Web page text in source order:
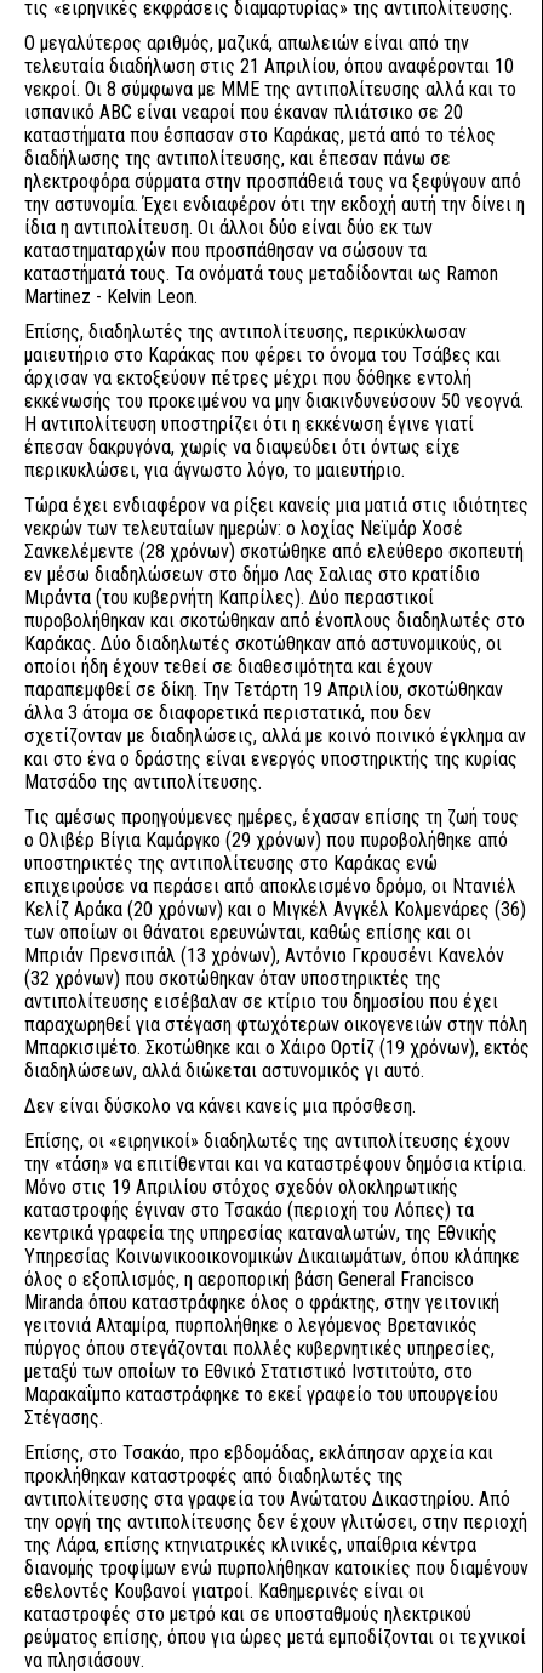
τις «ειρηνικές εκφράσεις διαμαρτυρίας» της αντιπολίτευσης.
Ο μεγαλύτερος αριθμός, μαζικά, απωλειών είναι από την
τελευταία διαδήλωση στις 21 Απριλίου, όπου αναφέρονται 10
νεκροί. Οι 8 σύμφωνα με ΜΜΕ της αντιπολίτευσης αλλά και το
ισπανικό ABC είναι νεαροί που έκαναν πλιάτσικο σε 20
καταστήματα που έσπασαν στο Καράκας, μετά από το τέλος
διαδήλωσης της αντιπολίτευσης, και έπεσαν πάνω σε
ηλεκτροφόρα σύρματα στην προσπάθειά τους να ξεφύγουν από
την αστυνομία. Έχει ενδιαφέρον ότι την εκδοχή αυτή την δίνει η
ίδια η αντιπολίτευση. Οι άλλοι δύο είναι δύο εκ των
καταστηματαρχών που προσπάθησαν να σώσουν τα
καταστήματά τους. Τα ονόματά τους μεταδίδονται ως Ramon
Martinez - Kelvin Leon.
Επίσης, διαδηλωτές της αντιπολίτευσης, περικύκλωσαν
μαιευτήριο στο Καράκας που φέρει το όνομα του Τσάβες και
άρχισαν να εκτοξεύουν πέτρες μέχρι που δόθηκε εντολή
εκκένωσής του προκειμένου να μην διακινδυνεύσουν 50 νεογνά.
Η αντιπολίτευση υποστηρίζει ότι η εκκένωση έγινε γιατί
έπεσαν δακρυγόνα, χωρίς να διαψεύδει ότι όντως είχε
περικυκλώσει, για άγνωστο λόγο, το μαιευτήριο.
Τώρα έχει ενδιαφέρον να ρίξει κανείς μια ματιά στις ιδιότητες
νεκρών των τελευταίων ημερών: ο λοχίας Νεϊμάρ Χοσέ
Σανκελέμεντε (28 χρόνων) σκοτώθηκε από ελεύθερο σκοπευτή
εν μέσω διαδηλώσεων στο δήμο Λας Σαλιας στο κρατίδιο
Μιράντα (του κυβερνήτη Καπρίλες). Δύο περαστικοί
πυροβολήθηκαν και σκοτώθηκαν από ένοπλους διαδηλωτές στο
Καράκας. Δύο διαδηλωτές σκοτώθηκαν από αστυνομικούς, οι
οποίοι ήδη έχουν τεθεί σε διαθεσιμότητα και έχουν
παραπεμφθεί σε δίκη. Την Τετάρτη 19 Απριλίου, σκοτώθηκαν
άλλα 3 άτομα σε διαφορετικά περιστατικά, που δεν
σχετίζονταν με διαδηλώσεις, αλλά με κοινό ποινικό έγκλημα αν
και στο ένα ο δράστης είναι ενεργός υποστηρικτής της κυρίας
Ματσάδο της αντιπολίτευσης.
Τις αμέσως προηγούμενες ημέρες, έχασαν επίσης τη ζωή τους
ο Ολιβέρ Βίγια Καμάργκο (29 χρόνων) που πυροβολήθηκε από
υποστηρικτές της αντιπολίτευσης στο Καράκας ενώ
επιχειρούσε να περάσει από αποκλεισμένο δρόμο, οι Ντανιέλ
Κελίζ Αράκα (20 χρόνων) και ο Μιγκέλ Ανγκέλ Κολμενάρες (36)
των οποίων οι θάνατοι ερευνώνται, καθώς επίσης και οι
Μπριάν Πρενσιπάλ (13 χρόνων), Αντόνιο Γκρουσένι Κανελόν
(32 χρόνων) που σκοτώθηκαν όταν υποστηρικτές της
αντιπολίτευσης εισέβαλαν σε κτίριο του δημοσίου που έχει
παραχωρηθεί για στέγαση φτωχότερων οικογενειών στην πόλη
Μπαρκισιμέτο. Σκοτώθηκε και ο Χάιρο Ορτίζ (19 χρόνων), εκτός
διαδηλώσεων, αλλά διώκεται αστυνομικός γι αυτό.
Δεν είναι δύσκολο να κάνει κανείς μια πρόσθεση.
Επίσης, οι «ειρηνικοί» διαδηλωτές της αντιπολίτευσης έχουν
την «τάση» να επιτίθενται και να καταστρέφουν δημόσια κτίρια.
Μόνο στις 19 Απριλίου στόχος σχεδόν ολοκληρωτικής
καταστροφής έγιναν στο Τσακάο (περιοχή του Λόπες) τα
κεντρικά γραφεία της υπηρεσίας καταναλωτών, της Εθνικής
Υπηρεσίας Κοινωνικοοικονομικών Δικαιωμάτων, όπου κλάπηκε
όλος ο εξοπλισμός, η αεροπορική βάση General Francisco
Miranda όπου καταστράφηκε όλος ο φράκτης, στην γειτονική
γειτονιά Αλταμίρα, πυρπολήθηκε ο λεγόμενος Βρετανικός
πύργος όπου στεγάζονται πολλές κυβερνητικές υπηρεσίες,
μεταξύ των οποίων το Εθνικό Στατιστικό Ινστιτούτο, στο
Μαρακαΐμπο καταστράφηκε το εκεί γραφείο του υπουργείου
Στέγασης.
Επίσης, στο Τσακάο, προ εβδομάδας, εκλάπησαν αρχεία και
προκλήθηκαν καταστροφές από διαδηλωτές της
αντιπολίτευσης στα γραφεία του Ανώτατου Δικαστηρίου. Από
την οργή της αντιπολίτευσης δεν έχουν γλιτώσει, στην περιοχή
της Λάρα, επίσης κτηνιατρικές κλινικές, υπαίθρια κέντρα
διανομής τροφίμων ενώ πυρπολήθηκαν κατοικίες που διαμένουν
εθελοντές Κουβανοί γιατροί. Καθημερινές είναι οι
καταστροφές στο μετρό και σε υποσταθμούς ηλεκτρικού
ρεύματος επίσης, όπου για ώρες μετά εμποδίζονται οι τεχνικοί
να πλησιάσουν.